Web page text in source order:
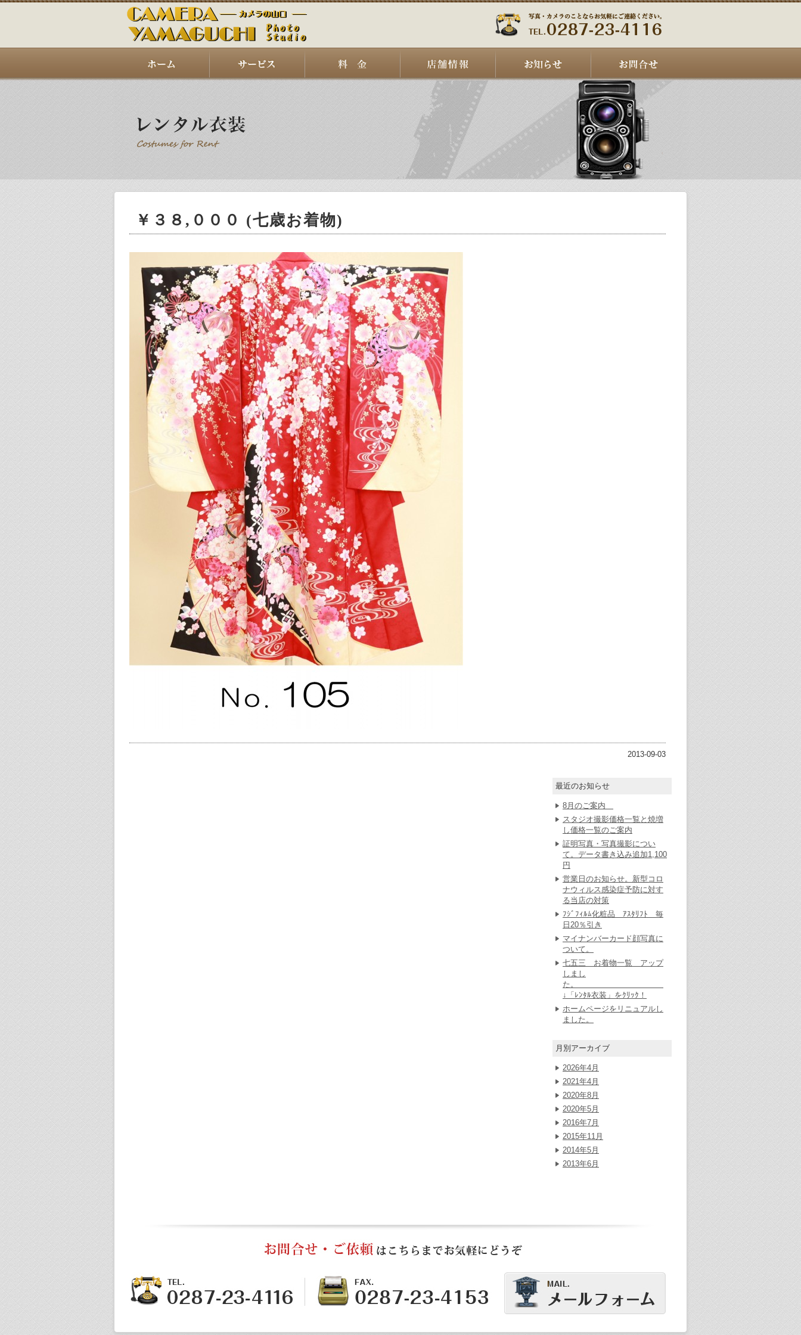
￥３８,０００ (七歳お着物)
2013-09-03
最近のお知らせ
8月のご案内
スタジオ撮影価格一覧と焼増
し価格一覧のご案内
証明写真・写真撮影につい
て。データ書き込み追加1,100
円
営業日のお知らせ。新型コロ
ナウィルス感染症予防に対す
る当店の対策
ﾌｼﾞﾌｨﾙﾑ化粧品 ｱｽﾀﾘﾌﾄ 毎
日20％引き
マイナンバーカード顔写真に
ついて。
七五三 お着物一覧 アップ
しまし
た。
↓「ﾚﾝﾀﾙ衣装」をｸﾘｯｸ！
ホームページをリニュアルし
ました。
月別アーカイブ
2026年4月
2021年4月
2020年8月
2020年5月
2016年7月
2015年11月
2014年5月
2013年6月